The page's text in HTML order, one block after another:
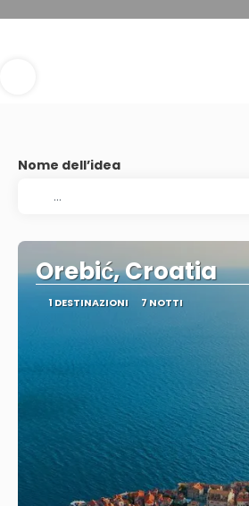
Nome dell’idea
Orebić, Croatia
1 DESTINAZIONI 7 NOTTI